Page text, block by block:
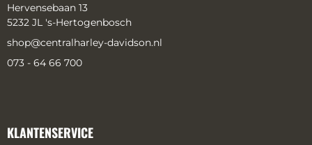
Hervensebaan 13
5232 JL 's-Hertogenbosch
shop@centralharley-davidson.nl
073 - 64 66 700
KLANTENSERVICE